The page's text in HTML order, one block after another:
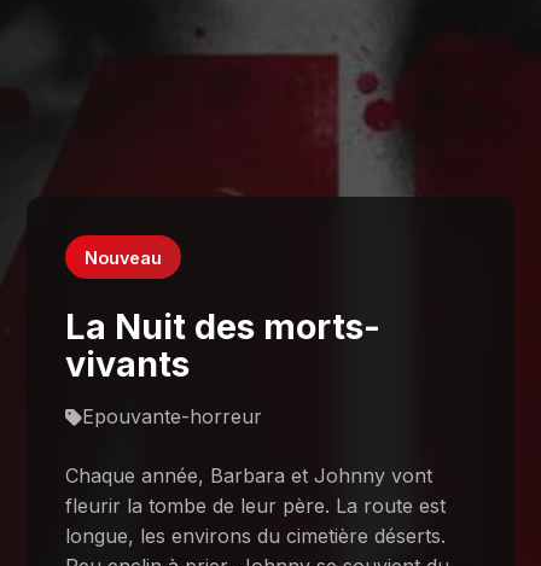
Nouveau
La Nuit des morts-
vivants
Epouvante-horreur
Chaque année, Barbara et Johnny vont
fleurir la tombe de leur père. La route est
longue, les environs du cimetière déserts.